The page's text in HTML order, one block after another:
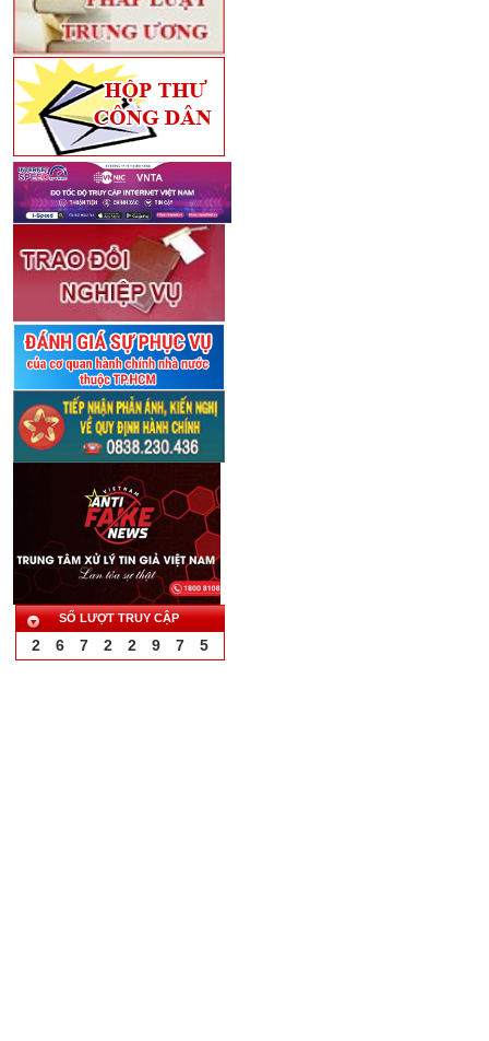
SỐ LƯỢT TRUY CẬP
2 6 7 2 2 9 7 5